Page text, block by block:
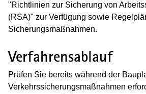
"Richtlinien zur Sicherung von
(RSA)" zur Verfügung sowie
Sicherungsmaßnahmen.
Verfahrensablauf
Prüfen Sie bereits während der
Verkehrssicherungsmaßnahmen